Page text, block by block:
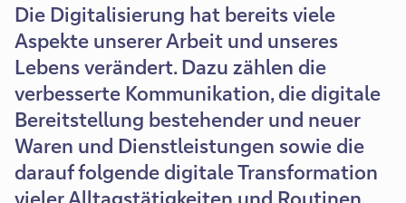
Die Digitalisierung hat bereits viele
Aspekte unserer Arbeit und unseres
Lebens verändert. Dazu zählen die
verbesserte Kommunikation, die digitale
Bereitstellung bestehender und neuer
Waren und Dienstleistungen sowie die
darauf folgende digitale Transformation